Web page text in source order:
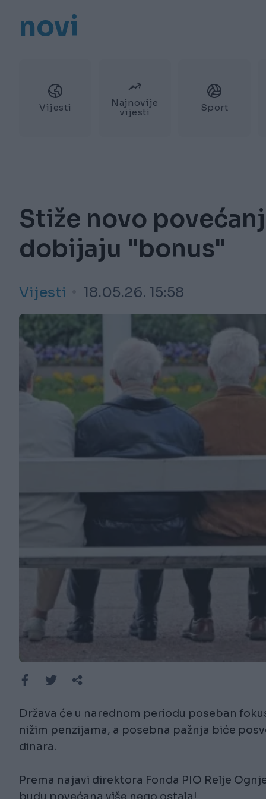
novi
Vijesti
Najnovije
vijesti
Sport
Stiže novo
dobijaju "bonus"
Vijesti 18.05.26. 15:58
Država će u narednom periodu poseban
nižim penzijama, a posebna pažnja biće
dinara.
Prema najavi direktora Fonda PIO Relje